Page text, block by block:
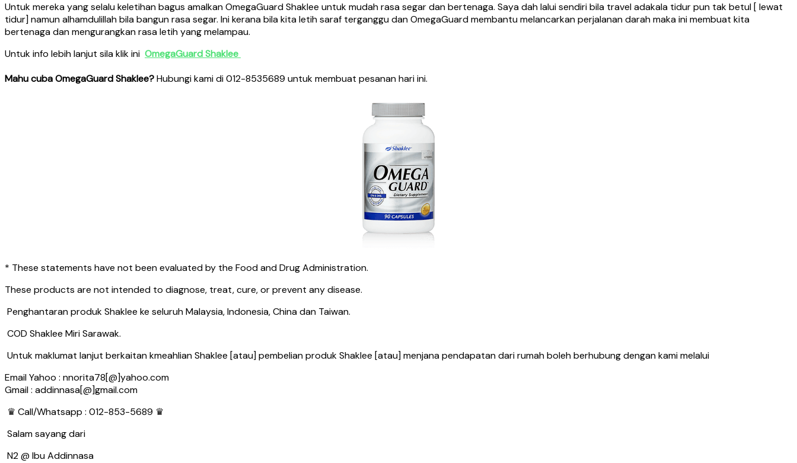
Untuk mereka yang selalu keletihan bagus amalkan OmegaGuard Shaklee untuk mudah rasa segar dan bertenaga. Saya dah lalui sendiri bila travel adakala tidur pun tak betul [ lewat
tidur] namun alhamdulillah bila bangun rasa segar. Ini kerana bila kita letih saraf terganggu dan OmegaGuard membantu melancarkan perjalanan darah maka ini membuat kita
bertenaga dan mengurangkan rasa letih yang melampau.
Untuk info lebih lanjut sila klik ini OmegaGuard Shaklee
Mahu cuba OmegaGuard Shaklee?Hubungi kami di 012-8535689 untuk membuat pesanan hari ini.
* These statements have not been evaluated by the Food and Drug Administration.
These products are not intended to diagnose, treat, cure, or prevent any disease.
Penghantaran produk Shaklee ke seluruh Malaysia, Indonesia, China dan Taiwan.
COD Shaklee Miri Sarawak.
Untuk maklumat lanjut berkaitan kmeahlian Shaklee [atau] pembelian produk Shaklee [atau] menjana pendapatan dari rumah boleh berhubung dengan kami melalui
Email Yahoo : nnorita78[@]yahoo.com
Gmail : addinnasa[@]gmail.com
♛ Call/Whatsapp : 012-853-5689 ♛
Salam sayang dari
N2 @ Ibu Addinnasa